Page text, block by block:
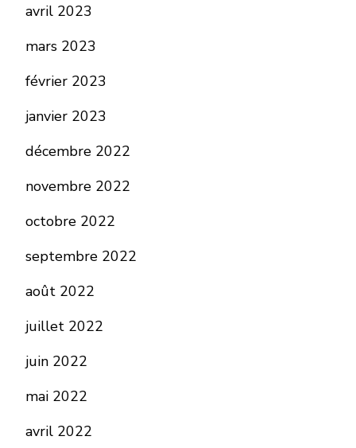
avril 2023
mars 2023
février 2023
janvier 2023
décembre 2022
novembre 2022
octobre 2022
septembre 2022
août 2022
juillet 2022
juin 2022
mai 2022
avril 2022